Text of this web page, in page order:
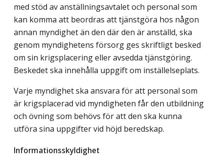
med stöd av anställningsavtalet och personal som
kan komma att beordras att tjänstgöra hos någon
annan myndighet än den där den är anställd, ska
genom myndighetens försorg ges skriftligt besked
om sin krigsplacering eller avsedda tjänstgöring.
Beskedet ska innehålla uppgift om inställelseplats.
Varje myndighet ska ansvara för att personal som
är krigsplacerad vid myndigheten får den utbildning
och övning som behövs för att den ska kunna
utföra sina uppgifter vid höjd beredskap.
Informationsskyldighet